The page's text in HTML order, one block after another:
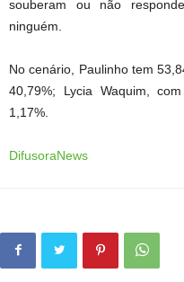
souberam ou não
ninguém.
No cenário, Paulinho tem
40,79%; Lycia Waquim,
1,17%.
DifusoraNews